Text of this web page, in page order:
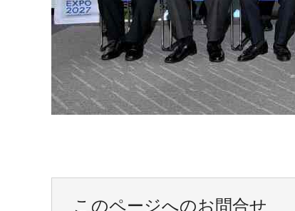
このページへのお問合せ